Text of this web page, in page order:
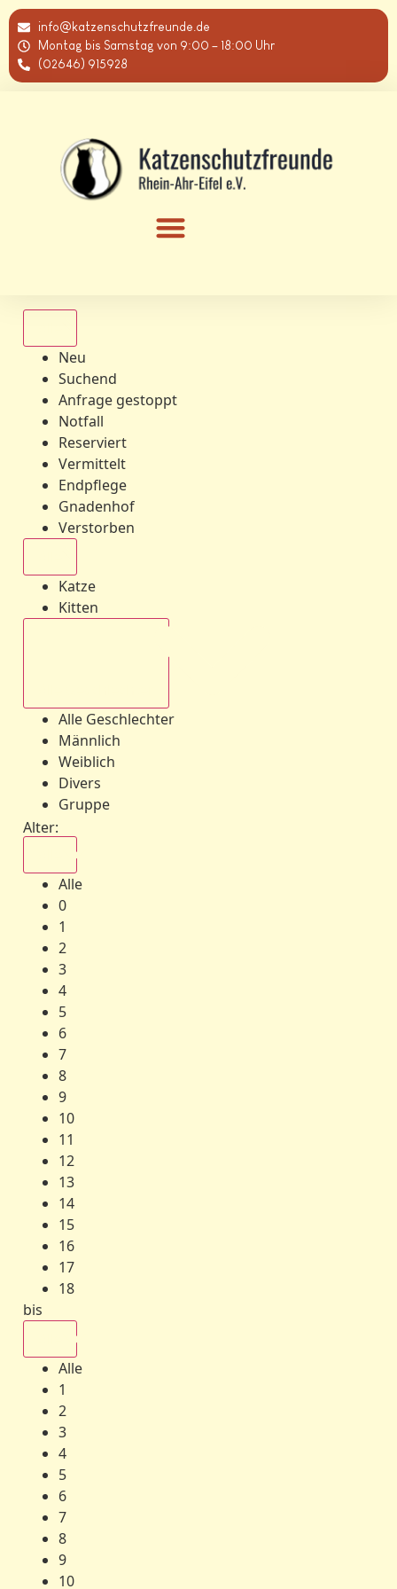
info@katzenschutzfreunde.de
Montag bis Samstag von 9:00 – 18:00 Uhr
(02646) 915928
Neu
Suchend
Anfrage gestoppt
Notfall
Reserviert
Vermittelt
Endpflege
Gnadenhof
Verstorben
Katze
Kitten
Alle Geschlechter
Männlich
Weiblich
Divers
Gruppe
Alter:
Alle
0
1
2
3
4
5
6
7
8
9
10
11
12
13
14
15
16
17
18
bis
Alle
1
2
3
4
5
6
7
8
9
10